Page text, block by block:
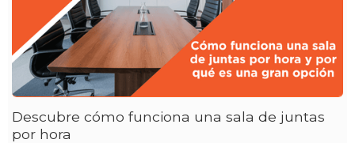
Descubre cómo funciona una sala de juntas
por hora